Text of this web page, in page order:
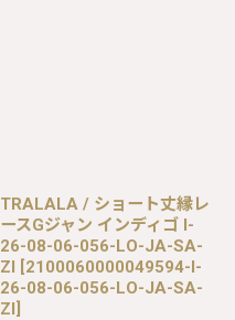
TRALALA / ショート丈縁レ
ースGジャン インディゴ I-
26-08-06-056-LO-JA-SA-
ZI [2100060000049594-I-
26-08-06-056-LO-JA-SA-
ZI]